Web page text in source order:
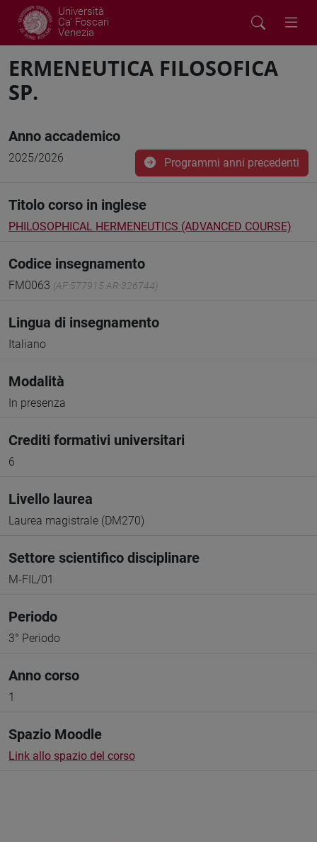
Università
Ca' Foscari
Venezia
ERMENEUTICA FILOSOFICA
SP.
Anno accademico
2025/2026 Programmi anni precedenti
Titolo corso in inglese
PHILOSOPHICAL HERMENEUTICS (ADVANCED COURSE)
Codice insegnamento
FM0063 (AF:577915 AR:326744)
Lingua di insegnamento
Italiano
Modalità
In presenza
Crediti formativi universitari
6
Livello laurea
Laurea magistrale (DM270)
Settore scientifico disciplinare
M-FIL/01
Periodo
3° Periodo
Anno corso
1
Spazio Moodle
Link allo spazio del corso